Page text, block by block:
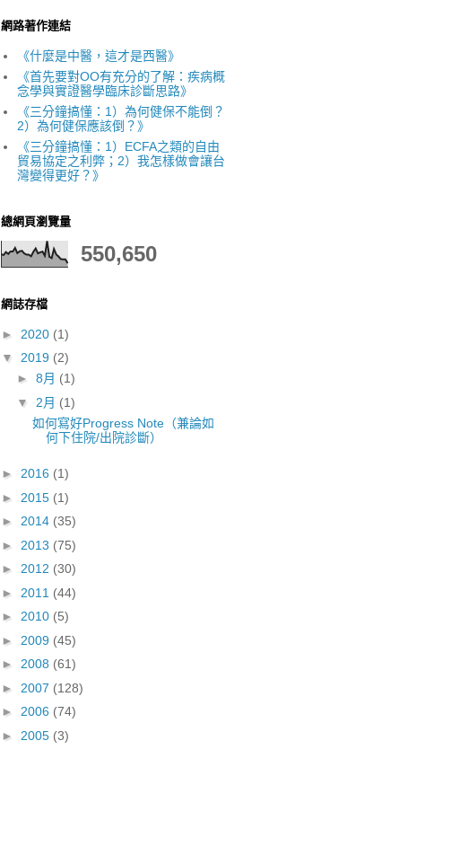
網路著作連結
《什麼是中醫，這才是西醫》
《首先要對OO有充分的了解：疾病概
念學與實證醫學臨床診斷思路》
《三分鐘搞懂：1）為何健保不能倒？
2）為何健保應該倒？》
《三分鐘搞懂：1）ECFA之類的自由
貿易協定之利弊；2）我怎樣做會讓台
灣變得更好？》
總網頁瀏覽量
550,650
網誌存檔
► 2020 (1)
▼ 2019 (2)
► 8月 (1)
▼ 2月 (1)
如何寫好Progress Note（兼論如
何下住院/出院診斷）
► 2016 (1)
► 2015 (1)
► 2014 (35)
► 2013 (75)
► 2012 (30)
► 2011 (44)
► 2010 (5)
► 2009 (45)
► 2008 (61)
► 2007 (128)
► 2006 (74)
► 2005 (3)